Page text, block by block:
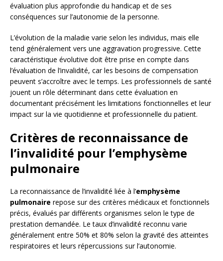
évaluation plus approfondie du handicap et de ses
conséquences sur l’autonomie de la personne.
L’évolution de la maladie varie selon les individus, mais elle
tend généralement vers une aggravation progressive. Cette
caractéristique évolutive doit être prise en compte dans
l’évaluation de l’invalidité, car les besoins de compensation
peuvent s’accroître avec le temps. Les professionnels de santé
jouent un rôle déterminant dans cette évaluation en
documentant précisément les limitations fonctionnelles et leur
impact sur la vie quotidienne et professionnelle du patient.
Critères de reconnaissance de
l’invalidité pour l’emphysème
pulmonaire
La reconnaissance de l’invalidité liée à l’emphysème
pulmonaire repose sur des critères médicaux et fonctionnels
précis, évalués par différents organismes selon le type de
prestation demandée. Le taux d’invalidité reconnu varie
généralement entre 50% et 80% selon la gravité des atteintes
respiratoires et leurs répercussions sur l’autonomie.